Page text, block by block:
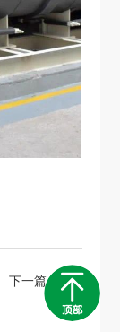
下一篇